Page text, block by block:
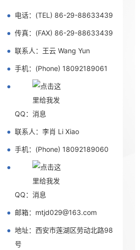
电话：(TEL) 86-29-88633439
传真：(FAX) 86-29-88633439
联系人：王云 Wang Yun
手机：(Phone) 18092189061
QQ：
联系人：李肖 Li Xiao
手机：(Phone) 18092189060
QQ：
邮箱：mtjd029@163.com
地址：西安市莲湖区劳动北路98
号